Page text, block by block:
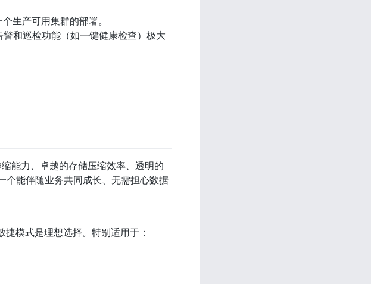
生产可用集群的部署。
和巡检功能（如一键健康检查）极大
能力、卓越的存储压缩效率、透明的
个能伴随业务共同成长、无需担心数据
模式是理想选择。特别适用于：